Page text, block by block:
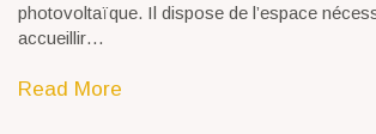
photovoltaïque. Il dispose de l’espace
accueillir…
Read More